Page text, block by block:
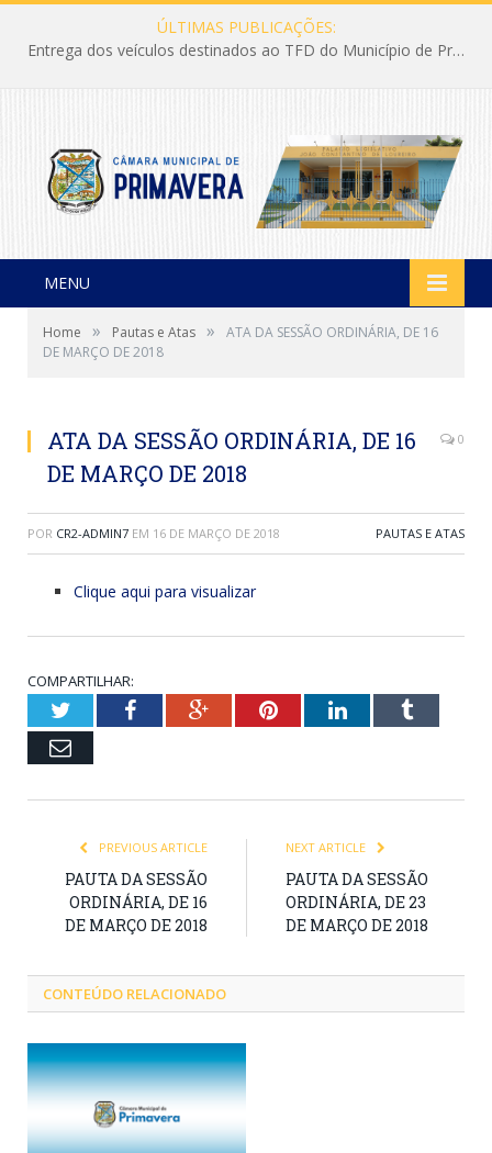
ÚLTIMAS PUBLICAÇÕES:
Entrega dos veículos destinados ao TFD do Município de Primavera
MENU
Home » Pautas e Atas »
ATA DA SESSÃO ORDINÁRIA, DE 16
DE MARÇO DE 2018
ATA DA SESSÃO ORDINÁRIA, DE 16
DE MARÇO DE 2018
0
POR CR2-ADMIN7 EM 16 DE MARÇO DE 2018 PAUTAS E ATAS
Clique aqui para visualizar
COMPARTILHAR:
TwitterFacebookGoogle+PinterestLinkedInTumblr
Email
PREVIOUS ARTICLE
PAUTA DA SESSÃO
ORDINÁRIA, DE 16
DE MARÇO DE 2018
NEXT ARTICLE
PAUTA DA SESSÃO
ORDINÁRIA, DE 23
DE MARÇO DE 2018
CONTEÚDO RELACIONADO